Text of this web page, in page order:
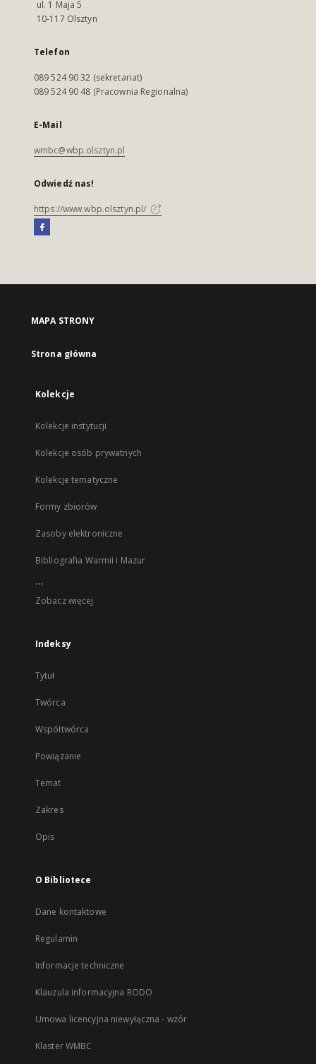
ul. 1 Maja 5
10-117 Olsztyn
Telefon
089 524 90 32 (sekretariat)
089 524 90 48 (Pracownia Regionalna)
E-Mail
wmbc@wbp.olsztyn.pl
Odwiedź nas!
https://www.wbp.olsztyn.pl/
MAPA STRONY
Strona główna
Kolekcje
Kolekcje instytucji
Kolekcje osób prywatnych
Kolekcje tematyczne
Formy zbiorów
Zasoby elektroniczne
Bibliografia Warmii i Mazur
...
Zobacz więcej
Indeksy
Tytuł
Twórca
Współtwórca
Powiązanie
Temat
Zakres
Opis
O Bibliotece
Dane kontaktowe
Regulamin
Informacje techniczne
Klauzula informacyjna RODO
Umowa licencyjna niewyłączna - wzór
Klaster WMBC